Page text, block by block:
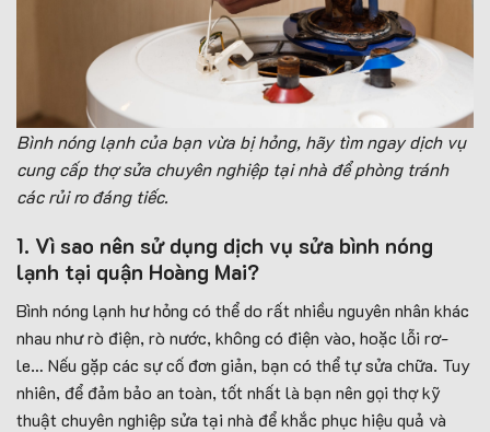
Bình nóng lạnh của bạn vừa bị hỏng, hãy tìmngaydịch vụ
cung cấp thợ sửa chuyên nghiệp tại nhà để phòng tránh
các rủi ro đáng tiếc.
1. Vì sao nên sử dụng dịch vụ sửa bình nóng
lạnh tại quận Hoàng Mai?
Bình nóng lạnh hư hỏng có thể do rất nhiều nguyên nhân khác
nhau như rò điện, rò nước, không có điện vào, hoặc lỗi rơ-
le… Nếu gặp các sự cố đơn giản, bạn có thể tự sửa chữa. Tuy
nhiên, để đảm bảo an toàn, tốt nhất là bạn nên gọi thợ kỹ
thuật chuyên nghiệp sửa tại nhà để khắc phục hiệu quả và